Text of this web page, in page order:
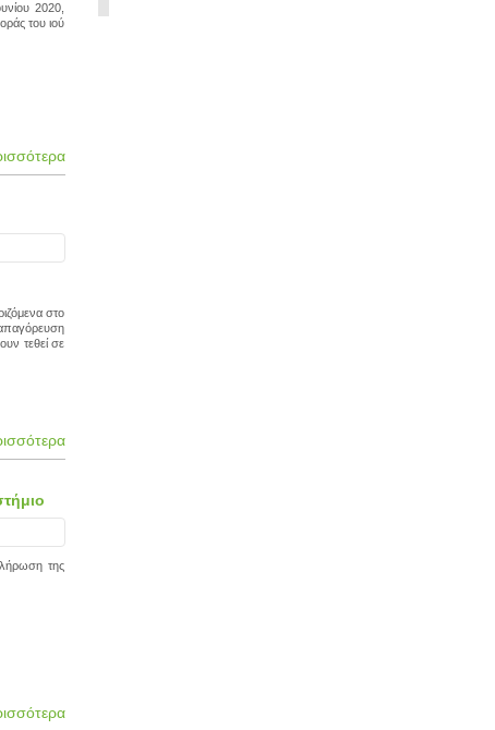
2020,
του ιού
στο
τεθεί σε
της